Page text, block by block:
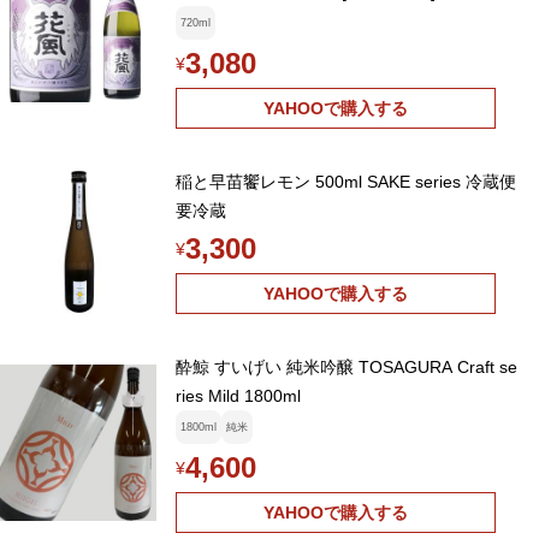
720ml
¥3,080
YAHOOで購入する
稲と早苗饗レモン 500ml SAKE series 冷蔵便
要冷蔵
¥3,300
YAHOOで購入する
酔鯨 すいげい 純米吟醸 TOSAGURA Craft se
ries Mild 1800ml
1800ml 純米
¥4,600
YAHOOで購入する